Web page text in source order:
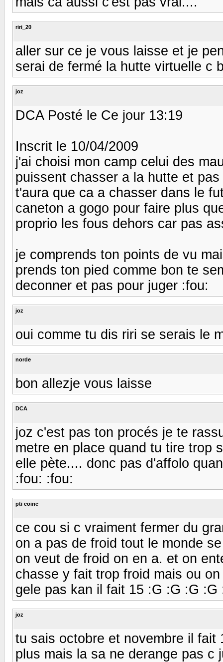
riri_20
aller sur ce je vous laisse et je
serai de fermé la hutte virtuelle c
joz
DCA Posté le Ce jour 13:19
Inscrit le 10/04/2009
j'ai choisi mon camp celui des
puissent chasser a la hutte et
t'aura que ca a chasser dans le
caneton a gogo pour faire plus
proprio les fous dehors car pas
je comprends ton points de vu
prends ton pied comme bon te
deconner et pas pour juger :fou:
joz
oui comme tu dis riri se serais le
norde
bon allezje vous laisse
DCA
joz c'est pas ton procés je te
metre en place quand tu tire trop
elle pète.... donc pas d'affolo
:fou: :fou:
pti coinc
ce cou si c vraiment fermer du
on a pas de froid tout le monde
on veut de froid on en a. et on
chasse y fait trop froid mais ou
gele pas kan il fait 15 :G :G :G :G
joz
tu sais octobre et novembre il
plus mais la sa ne derange pas c